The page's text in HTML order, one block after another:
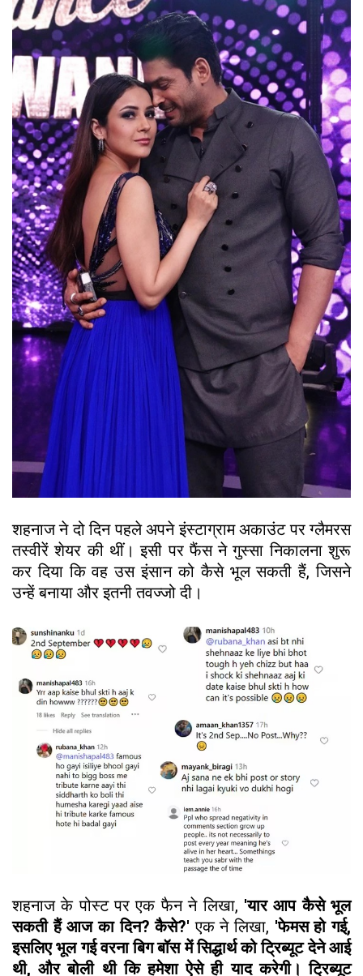
शहनाज ने दो दिन पहले अपने इंस्टाग्राम अकाउंट पर ग्लैमरस
तस्वीरें शेयर की थीं। इसी पर फैंस ने गुस्सा निकालना शुरू
कर दिया कि वह उस इंसान को कैसे भूल सकती हैं, जिसने
उन्हें बनाया और इतनी तवज्जो दी।
शहनाज के पोस्ट पर एक फैन ने लिखा, 'यार आप कैसे भूल
सकती हैं आज का दिन? कैसे?' एक ने लिखा, 'फेमस हो गई,
इसलिए भूल गई वरना बिग बॉस में सिद्धार्थ को ट्रिब्यूट देने आई
थी, और बोली थी कि हमेशा ऐसे ही याद करेगी। ट्रिब्यूट